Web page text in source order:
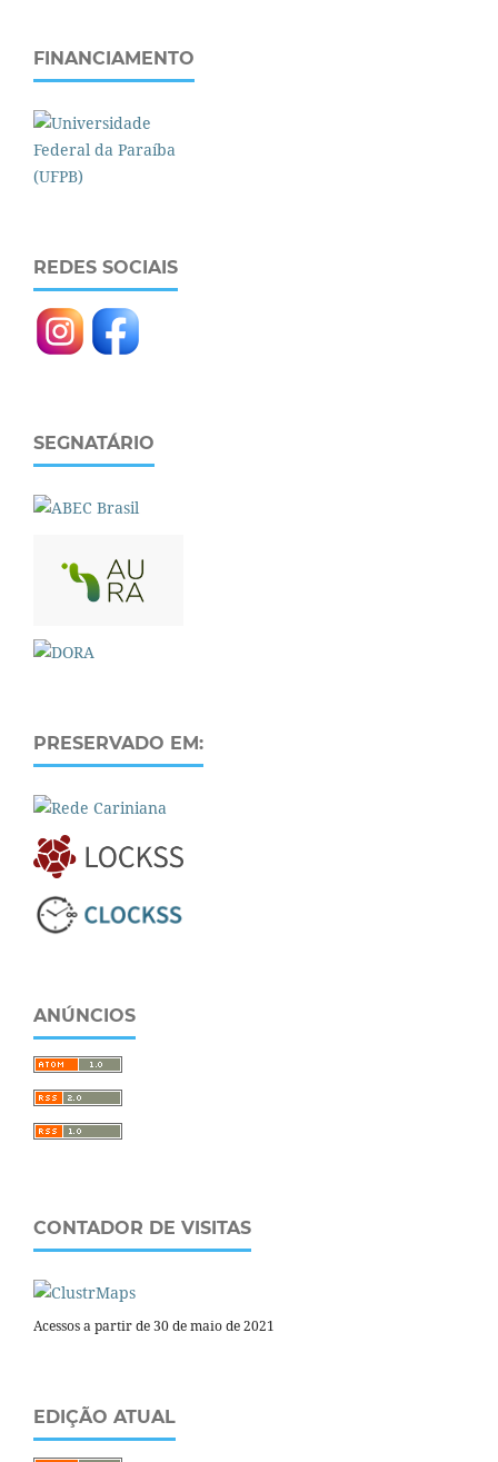
FINANCIAMENTO
REDES SOCIAIS
SEGNATÁRIO
PRESERVADO EM:
ANÚNCIOS
CONTADOR DE VISITAS
Acessos a partir de 30 de maio de 2021
EDIÇÃO ATUAL